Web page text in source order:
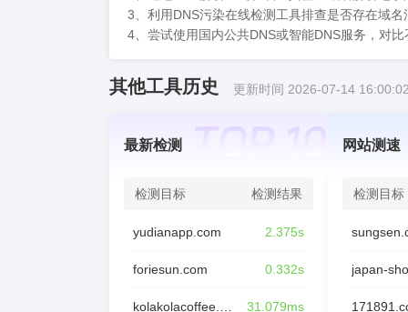
3、利用DNS污染在线检测工具排查是否存在域
4、尝试使用国内公共DNS或智能DNS服务，对
其他工具历史 更新时间 2026-07-14
最新检测
检测目标 检测结果
yudianapp.com 2.375s
foriesun.com 0.332s
31.079ms
网站测速
检测目标
japan-